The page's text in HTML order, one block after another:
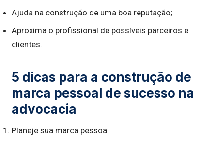
Ajuda na construção de uma boa reputação;
Aproxima o profissional de possíveis parceiros e
clientes.
5 dicas para a construção de
marca pessoal de sucesso na
advocacia
Planeje sua marca pessoal